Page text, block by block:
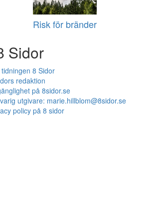
Risk för bränder
Sidor
8 Sidor
redaktion
på 8sidor.se
utgivare: marie.hillblom@8sidor.se
policy på 8 sidor